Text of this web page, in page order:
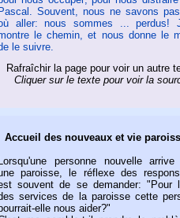
Souvent, nous ne savons
aller: nous sommes ... perdus!
le chemin, et nous donne le
le suivre.
Rafraîchir la page pour voir un autre
Cliquer sur le texte pour voir la
Accueil des nouveaux et vie
personne nouvelle arrive
paroisse, le réflexe des
souvent de se demander: "Pour
services de la paroisse cette
elle nous aider?"